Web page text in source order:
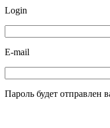
Login
E-mail
Пароль будет отправлен